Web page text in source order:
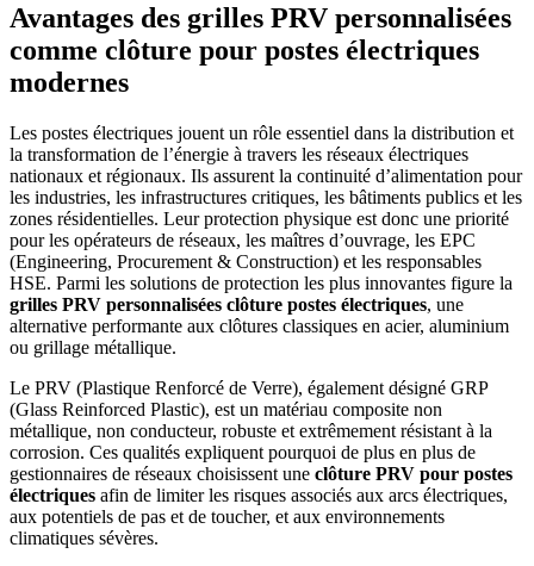
Avantages des grilles PRV personnalisées
comme clôture pour postes électriques
modernes
Les postes électriques jouent un rôle essentiel dans la distribution et
la transformation de l’énergie à travers les réseaux électriques
nationaux et régionaux. Ils assurent la continuité d’alimentation pour
les industries, les infrastructures critiques, les bâtiments publics et les
zones résidentielles. Leur protection physique est donc une priorité
pour les opérateurs de réseaux, les maîtres d’ouvrage, les EPC
(Engineering, Procurement & Construction) et les responsables
HSE. Parmi les solutions de protection les plus innovantes figure la
grilles PRV personnalisées clôture postes électriques, une
alternative performante aux clôtures classiques en acier, aluminium
ou grillage métallique.
Le PRV (Plastique Renforcé de Verre), également désigné GRP
(Glass Reinforced Plastic), est un matériau composite non
métallique, non conducteur, robuste et extrêmement résistant à la
corrosion. Ces qualités expliquent pourquoi de plus en plus de
gestionnaires de réseaux choisissent une clôture PRV pour postes
électriques afin de limiter les risques associés aux arcs électriques,
aux potentiels de pas et de toucher, et aux environnements
climatiques sévères.